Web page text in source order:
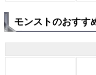
モンストのおすす